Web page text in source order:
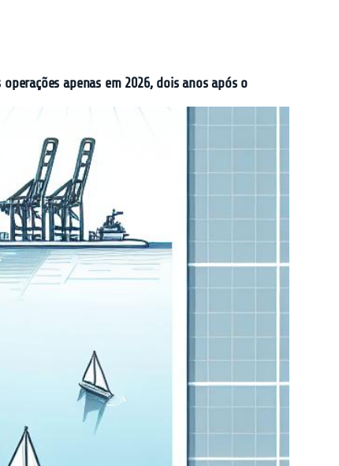
apenas em 2026, dois anos após o